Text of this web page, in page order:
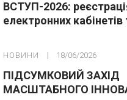
ВСТУП-2026:
електронних
НОВИНИ 18/06/2026
ПІДСУМКОВИЙ ЗАХІД
МАСШТАБНОГО